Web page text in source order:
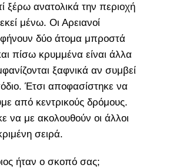
ξέρω ανατολικά την περιοχή
μένω. Οι Αρειανοί
δύο άτομα μπροστά
πίσω κρυμμένα είναι άλλα
ξαφνικά αν συμβεί
Έτσι αποφασίστηκε να
από κεντρικούς δρόμους.
να με ακολουθούν οι άλλοι
σειρά.
ήταν ο σκοπό σας;